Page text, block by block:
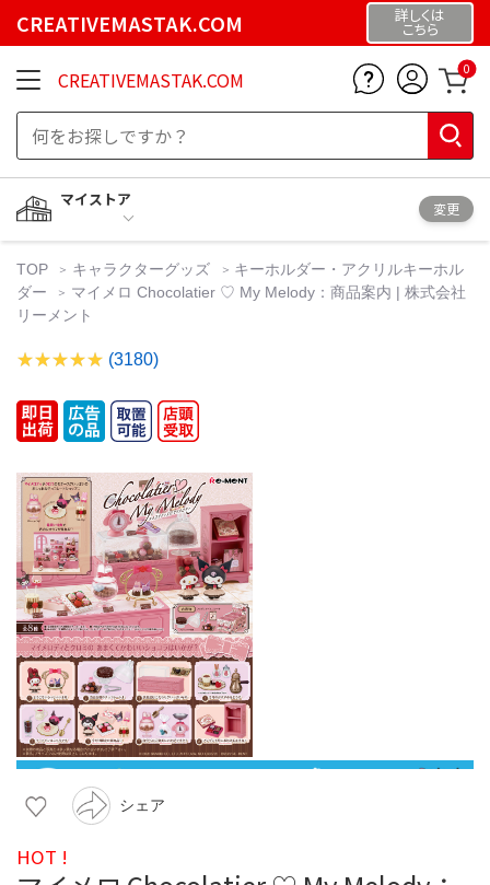
CREATIVEMASTAK.COM 詳しくは
こちら
CREATIVEMASTAK.COM 0
マイストア
変更
TOP キャラクターグッズ
キーホルダー・アクリルキーホル
ダー
マイメロ Chocolatier ♡ My Melody：商品案内 | 株式会社
リーメント
(3180)
シェア
HOT !